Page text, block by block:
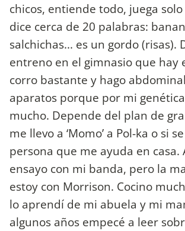
chicos, entiende todo, juega
dice cerca de 20 palabras:
salchichas... es un gordo (risas).
entreno en el gimnasio que hay
corro bastante y hago
aparatos porque por mi
mucho. Depende del plan de
me llevo a ‘Momo’ a Pol-ka o si
persona que me ayuda en casa.
ensayo con mi banda, pero la
estoy con Morrison. Cocino
lo aprendí de mi abuela y mi
algunos años empecé a leer